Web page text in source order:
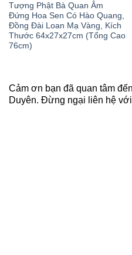
Tượng Phật Bà Quan Âm
Đứng Hoa Sen Có Hào Quang,
Đồng Đài Loan Mạ Vàng, Kích
Thước 64x27x27cm (Tổng Cao
76cm)
Cảm ơn bạn đã quan tâm
Duyên. Đừng ngại liên hệ